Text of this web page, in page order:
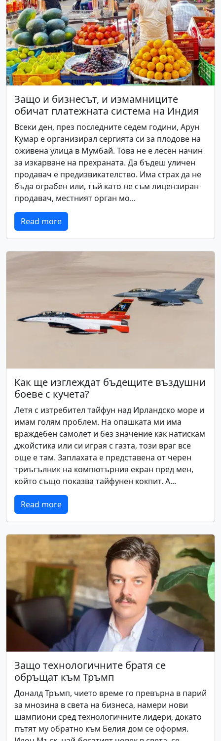
Защо и бизнесът, и измамниците
обичат платежната система на Индия
Всеки ден, през последните седем години, Арун
Кумар е организирал сергията си за плодове на
оживена улица в Мумбай. Това не е лесен начин
за изкарване на прехраната. Да бъдеш уличен
продавач е предизвикателство. Има страх да не
бъда ограбен или, тъй като не съм лицензиран
продавач, местният орган мо...
Read more
Как ще изглеждат бъдещите въздушни
боеве с кучета?
Летя с изтребител тайфун над Ирландско море и
имам голям проблем. На опашката ми има
враждебен самолет и без значение как натискам
джойстика или си играя с газта, този враг все
още е там. Заплахата е представена от черен
триъгълник на компютърния екран пред мен,
който също показва тайфунен кокпит. А...
Read more
Защо технологичните братя се
обръщат към Тръмп
Доналд Тръмп, чието време го превърна в парий
за мнозина в света на бизнеса, намери нови
шампиони сред технологичните лидери, докато
пътят му обратно към Белия дом се оформя.